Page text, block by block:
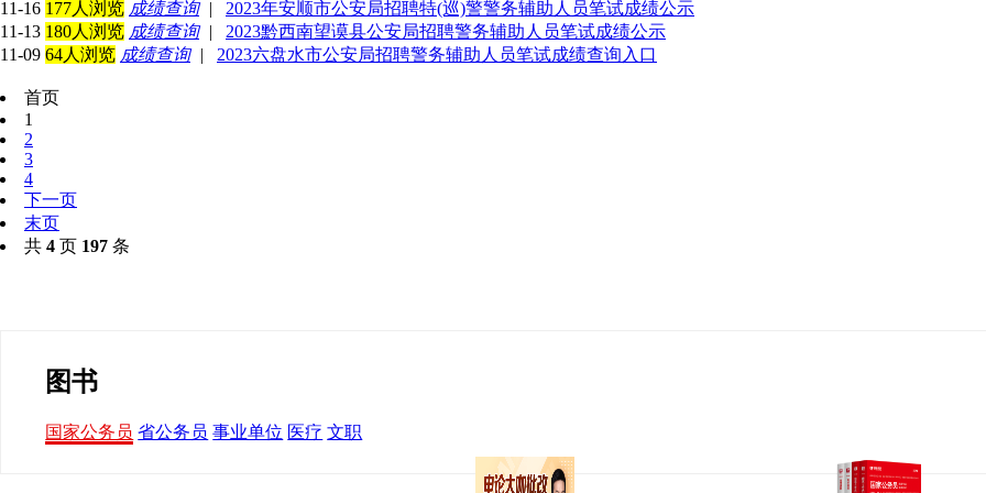
11-16 177人浏览 成绩查询|
2023年安顺市公安局招聘特(巡)警警务辅助人员笔试成绩公示
11-13 180人浏览 成绩查询|
2023黔西南望谟县公安局招聘警务辅助人员笔试成绩公示
11-09 64人浏览 成绩查询| 2023六盘水市公安局招聘警务辅助人员笔试成绩查询入口
首页
1
2
3
4
下一页
末页
共 4 页 197 条
图书
国家公务员 省公务员 事业单位 医疗 文职